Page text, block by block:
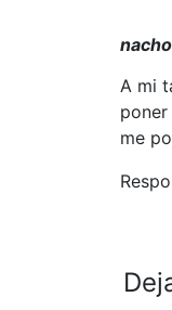
nacho
A mi
poner
me